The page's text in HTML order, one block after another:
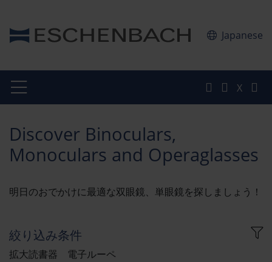
Japanese
X
Discover Binoculars,
Monoculars and Operaglasses
明日のおでかけに最適な双眼鏡、単眼鏡を探しましょう！
絞り込み条件
拡大読書器 電子ルーペ